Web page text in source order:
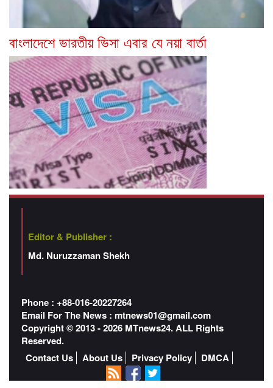
বাংলাদেশে ভারতীয় ভিসা এবার যে নয়া বার্তা
Editor & Publisher :
Md. Nuruzzaman Shekh
Phone : +88-016-20227264
Email For The News : mtnews01@gmail.com
Copyright © 2013 - 2026 MTnews24. ALL Rights
Reserved.
Contact Us
About Us Privacy Policy DMCA